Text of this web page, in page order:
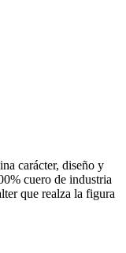
carácter, diseño y
cuero de industria
que realza la figura